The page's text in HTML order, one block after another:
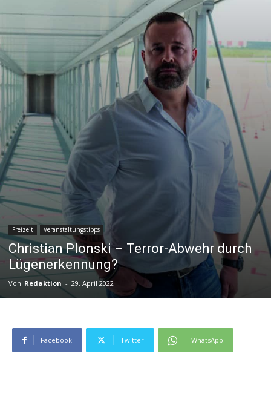
Freizeit Veranstaltungstipps
Christian Plonski – Terror-Abwehr durch
Lügenerkennung?
Von Redaktion - 29. April 2022
Facebook Twitter WhatsApp